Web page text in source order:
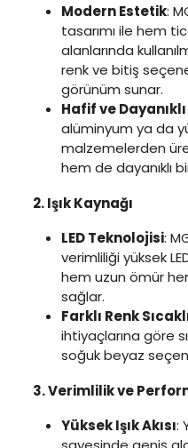
Modern Estetik:
tasarımı ile hem
alanlarında
renk ve bitiş
görünüm sunar.
Hafif ve
alüminyum ya da
malzemelerden
hem de dayanıklı
2. Işık Kaynağı
LED Teknolojisi:
verimliliği yüksek
hem uzun ömür
sağlar.
Farklı Renk
ihtiyaçlarına göre
soğuk beyaz
3. Verimlilik ve
Yüksek Işık Akısı: